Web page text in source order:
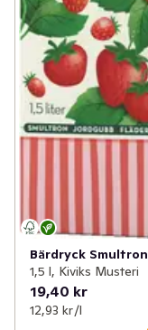
Bärdryck Smultron
1,5 l, Kiviks Musteri
19,40 kr
12,93 kr /l